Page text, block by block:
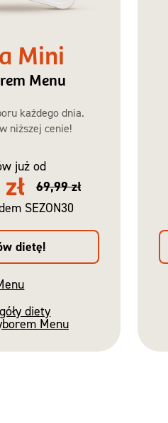
Mini
Menu
każdego dnia.
niższej cenie!
już od
69,99 zł
SEZON30
dietę!
diety
Menu